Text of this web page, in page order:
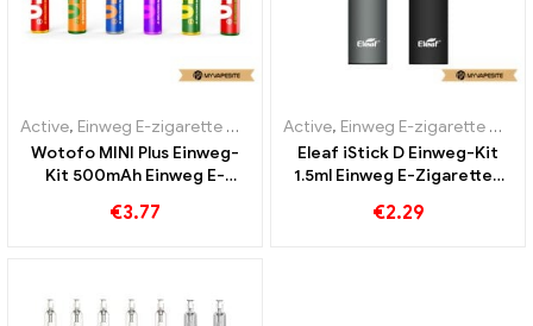
Active, Einweg E-zigarette mit Nikotin ,Einweg E-Zigaretten
Wotofo MINI Plus Einweg-
Kit 500mAh Einweg E-
Custom
€3.77
Active, Einweg E-zigarette mit Nikotin
Eleaf iStick D Einweg-Kit
1.5ml Einweg E-Zigaretten
€2.29